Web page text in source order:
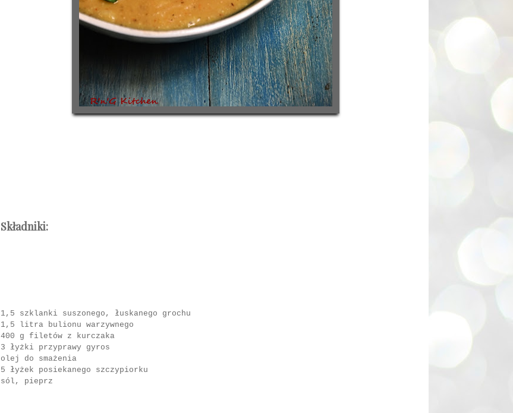
Składniki:
1,5 szklanki suszonego, łuskanego grochu
1,5 litra bulionu warzywnego
400 g filetów z kurczaka
3 łyżki przyprawy gyros
olej do smażenia
5 łyżek posiekanego szczypiorku
sól, pieprz